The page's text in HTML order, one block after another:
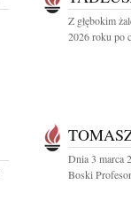
Z głębokim
2026 roku po
Dnia 3 marca
Boski